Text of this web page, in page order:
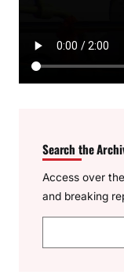
Search the
Access over
and breaking
e